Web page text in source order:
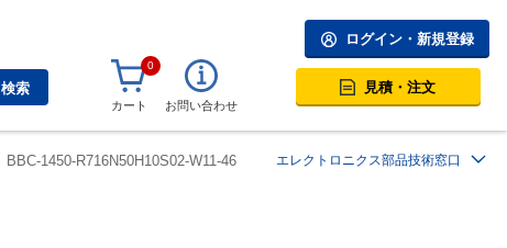
検索
ログイン・新規登録
0
カート お問い合わせ
見積・注文
BBC-1450-R716N50H10S02-W11-46 エレクトロニクス部品技術窓口